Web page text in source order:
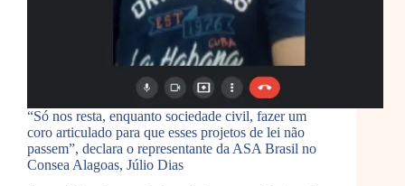
“Só nos resta, enquanto sociedade civil, fazer um
coro articulado para que esses projetos de lei não
passem”, declara o representante da ASA Brasil no
Consea Alagoas, Júlio Dias